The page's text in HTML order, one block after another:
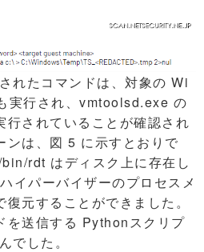
れたコマンドは、対象の Wi
実行され、vmtoolsd.exe の
行されていることが確認され
ンは、図 5 に示すとおりで
rdt はディスク上に存在し
イパーバイザーのプロセスメ
元することができました。
を送信する Pythonスクリプ
でした。